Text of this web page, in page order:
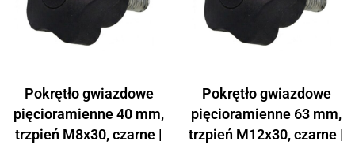
Pokrętło gwiazdowe
pięcioramienne 40 mm,
trzpień M8x30, czarne |
Pokrętło gwiazdowe
pięcioramienne 63 mm,
trzpień M12x30, czarne |